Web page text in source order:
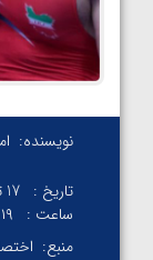
نویسنده:
تاریخ : 17 تیر 1401
ساعت :
منبع: